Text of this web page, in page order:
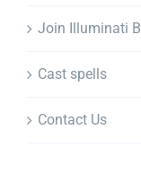
Join Illuminati
Cast spells
Contact Us